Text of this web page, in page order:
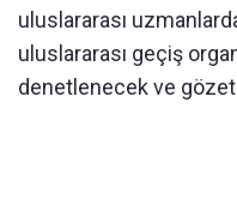
uluslararası
uluslararası geçiş
denetlenecek ve